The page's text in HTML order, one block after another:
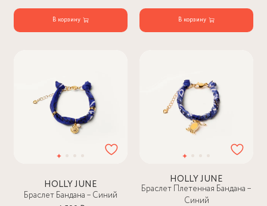
В корзину В корзину
HOLLY JUNE
Браслет Бандана – Синий
HOLLY JUNE
Браслет Плетенная Бандана –
Синий